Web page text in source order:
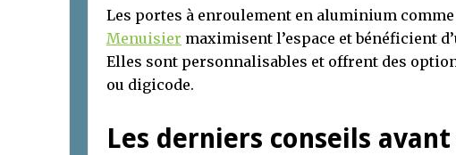
Les portes à enroulement en aluminium
Menuisier maximisent l’espace et bénéficient
Elles sont personnalisables et offrent des
ou digicode.
Les derniers conseils